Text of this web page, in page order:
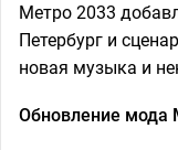
Метро 2033
Петербург и
новая музыка и
Обновление мода